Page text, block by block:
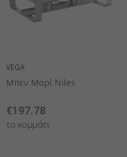
VEGA
Μπεν Μαρί Niles
€197.78
το κομμάτι